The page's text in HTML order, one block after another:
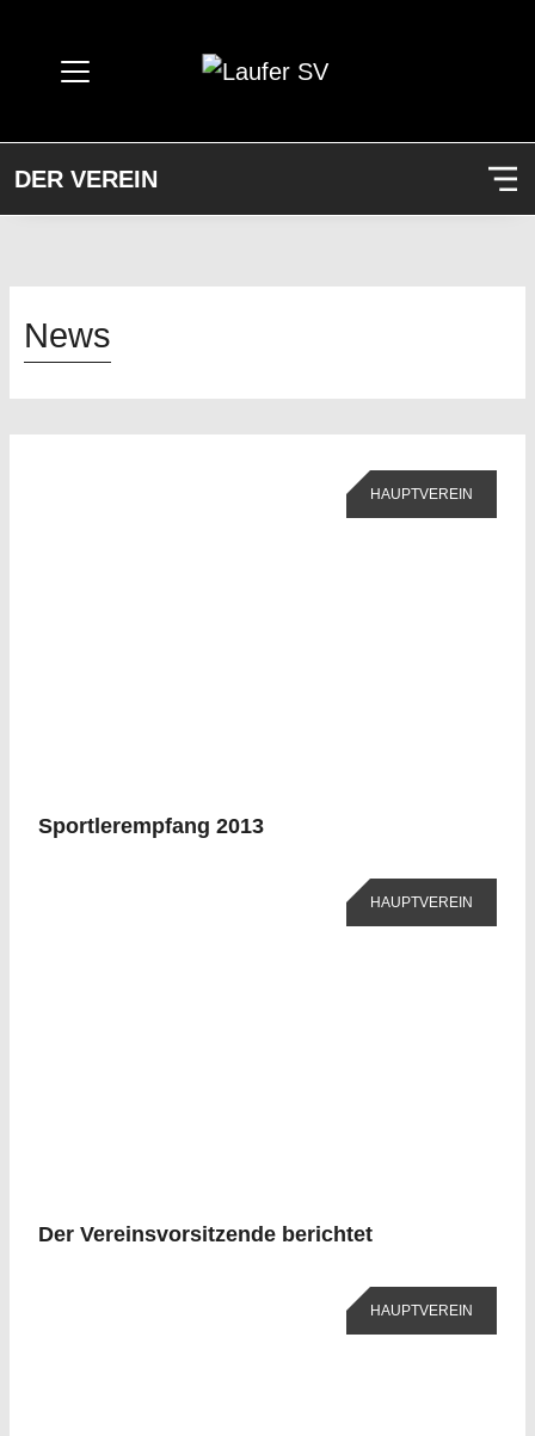
DER VEREIN
News
HAUPTVEREIN
Sportlerempfang 2013
HAUPTVEREIN
Der Vereinsvorsitzende berichtet
HAUPTVEREIN